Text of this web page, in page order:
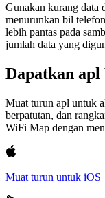
Gunakan kurang data
menurunkan bil
lebih pantas pada
jumlah data yang
Dapatkan
Muat turun apl untuk
berpatutan, dan
WiFi Map dengan
Muat turun untuk iOS